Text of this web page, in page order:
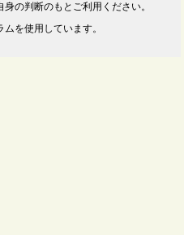
の判断のもとご利用ください。
を使用しています。